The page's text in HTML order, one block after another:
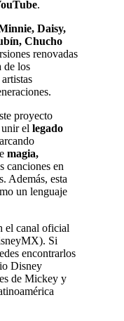
.
Daisy,
Chucho
renovadas
de los
proyecto
el legado
magia,
canciones en
Además, esta
un lenguaje
el canal oficial
Si
encontrarlos
Disney
de Mickey y